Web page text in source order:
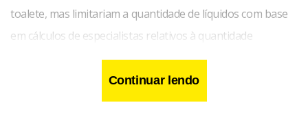
toalete, mas limitariam a quantidade de líquidos com base
em cálculos de especialistas relativos à quantidade
necessária para ser utilizada como explosivo.
Continuar lendo